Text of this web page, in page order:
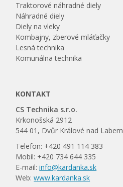
Traktorové náhradné diely
Náhradné diely
Diely na vleky
Kombajny, zberové mláťačky
Lesná technika
Komunálna technika
KONTAKT
CS Technika s.r.o.
Krkonošská 2912
544 01, Dvůr Králové nad Labem
Telefon: +420 491 114 383
Mobil: +420 734 644 335
E-mail:info@kardanka.sk
Web:www.kardanka.sk